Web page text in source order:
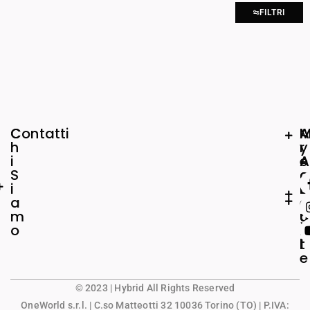
FILTRI
C
h
i
S
i
a
m
o
Contatti A
r
e
a
L
e
g
a
l
e
y
A
c
c
o
u
n
t
© 2023 | Hybrid All Rights Reserved
OneWorld s.r.l. | C.so Matteotti 32 10036 Torino (TO) | P.IVA: